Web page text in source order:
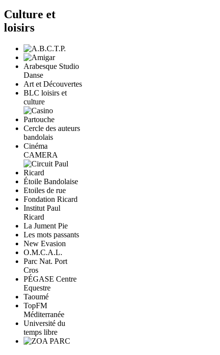
Culture et
loisirs
Arabesque Studio
Danse
Art et Découvertes
BLC loisirs et
culture
Cercle des auteurs
bandolais
Cinéma
CAMERA
Étoile Bandolaise
Etoiles de rue
Fondation Ricard
Institut Paul
Ricard
La Jument Pie
Les mots passants
New Evasion
O.M.C.A.L.
Parc Nat. Port
Cros
PÉGASE Centre
Equestre
Taoumé
TopFM
Méditerranée
Université du
temps libre